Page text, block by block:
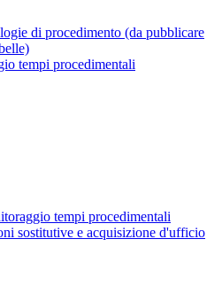
di procedimento (da pubblicare
tempi procedimentali
tempi procedimentali
sostitutive e acquisizione d'ufficio